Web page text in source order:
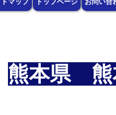
熊本県 熊